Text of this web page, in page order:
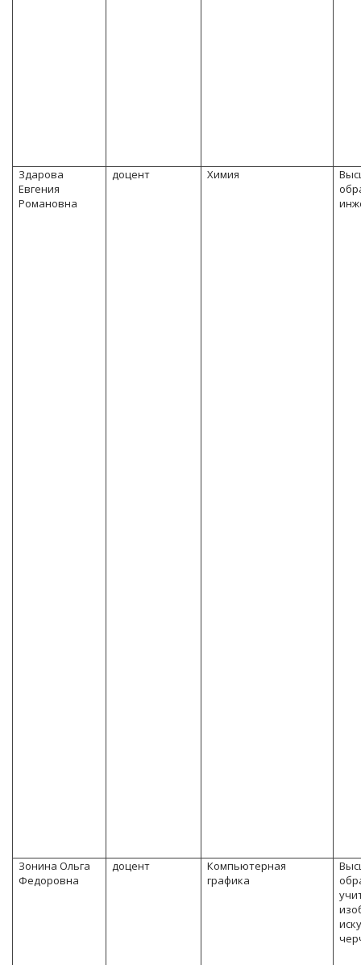
Здарова
Евгения
Романовна
доцент Химия
Зонина Ольга
Федоровна
доцент
Компьютерная
графика